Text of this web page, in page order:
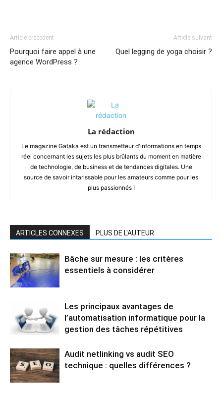
Article précédent
Pourquoi faire appel à une
agence WordPress ?
Article suivant
Quel legging de yoga choisir ?
La rédaction
Le magazine Gataka est un transmetteur d'informations en temps
réel concernant les sujets les plus brûlants du moment en matière
de technologie, de business et de tendances digitales. Une
source de savoir intarissable pour les amateurs comme pour les
plus passionnés !
ARTICLES CONNEXES PLUS DE L'AUTEUR
Bâche sur mesure : les critères
essentiels à considérer
Les principaux avantages de
l’automatisation informatique pour la
gestion des tâches répétitives
Audit netlinking vs audit SEO
technique : quelles différences ?